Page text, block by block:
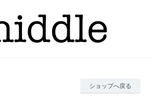
ショップへ戻る